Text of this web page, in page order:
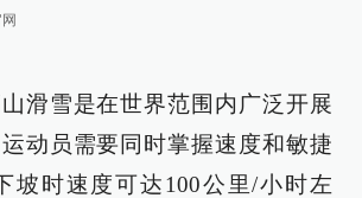
滑雪是在世界范围内广泛开展
动员需要同时掌握速度和敏捷
坡时速度可达100公里/小时左